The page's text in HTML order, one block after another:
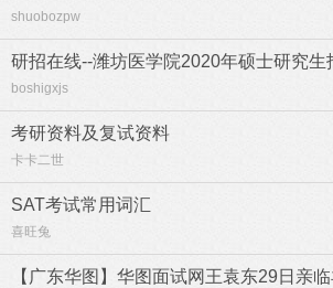
shuobozpw
研招在线--潍坊医学院2020年硕士研究生
boshigxjs
考研资料及复试资料
卡卡二世
SAT考试常用词汇
喜旺兔
【广东华图】华图面试网王袁东29日亲